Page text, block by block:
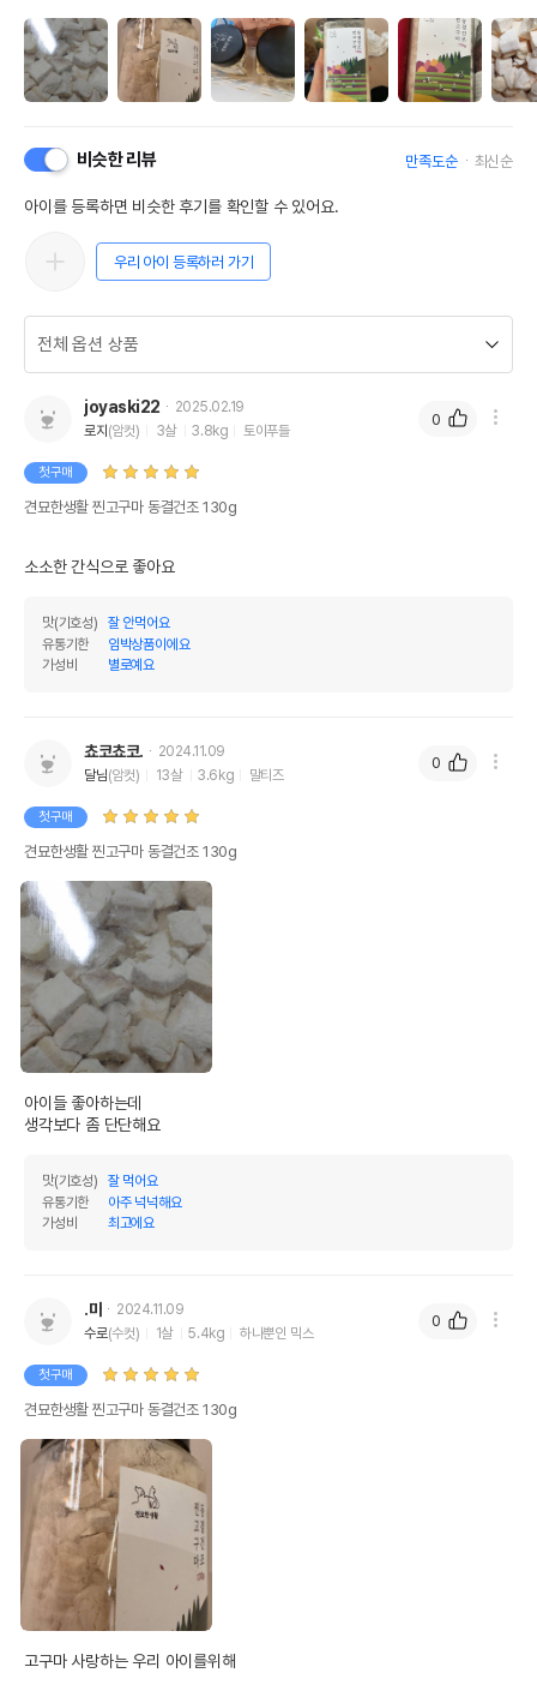
비슷한 리뷰 만족도순 최신순
아이를 등록하면 비슷한 후기를 확인할 수 있어요.
우리 아이 등록하러 가기
joyaski22
2025.02.19
로지 (암컷) 3살 3.8kg 토이푸들
첫구매
견묘한생활 찐고구마 동결건조 130g
소소한 간식으로 좋아요
맛(기호성)
잘 안먹어요
유통기한
임박상품이에요
가성비
별로예요
0
쵸코쵸코.
2024.11.09
달님(암컷) 13살 3.6kg 말티즈
첫구매
견묘한생활 찐고구마 동결건조 130g
아이들 좋아하는데
생각보다 좀 단단해요
맛(기호성)
잘 먹어요
유통기한
아주 넉넉해요
가성비
최고에요
0
.마
2024.11.09
수로(수컷) 1살 5.4kg 하나뿐인 믹스
첫구매
견묘한생활 찐고구마 동결건조 130g
고구마 사랑하는 우리 아이를위해
0